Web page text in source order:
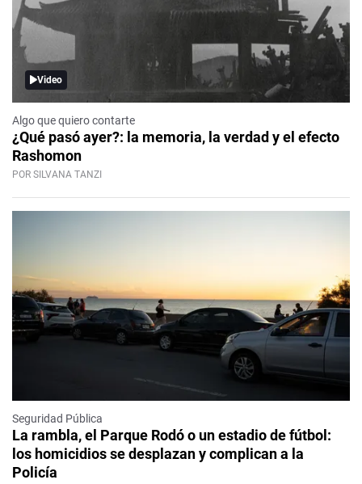
Video
Algo que quiero contarte
¿Qué pasó ayer?: la memoria, la verdad y el efecto
Rashomon
POR SILVANA TANZI
Seguridad Pública
La rambla, el Parque Rodó o un estadio de fútbol:
los homicidios se desplazan y complican a la
Policía